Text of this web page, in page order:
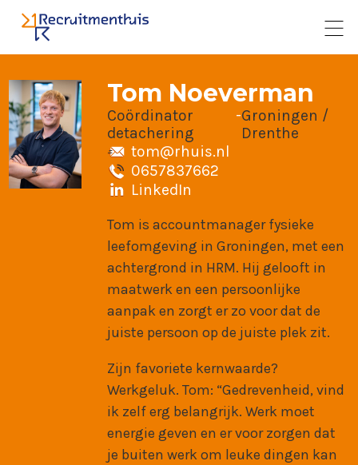
Tom Noeverman
Coördinator
detachering
-Groningen /
Drenthe
tom@rhuis.nl
0657837662
LinkedIn
Tom is accountmanager fysieke
leefomgeving in Groningen, met een
achtergrond in HRM. Hij gelooft in
maatwerk en een persoonlijke
aanpak en zorgt er zo voor dat de
juiste persoon op de juiste plek zit.
Zijn favoriete kernwaarde?
Werkgeluk. Tom: “Gedrevenheid, vind
ik zelf erg belangrijk. Werk moet
energie geven en er voor zorgen dat
je buiten werk om leuke dingen kan